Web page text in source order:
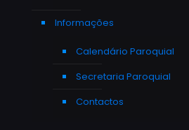
Informações
Calendário Paroquial
Secretaria Paroquial
Contactos